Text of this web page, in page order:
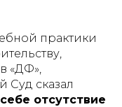
практики
«ДФ»,
Суд сказал
отсутствие